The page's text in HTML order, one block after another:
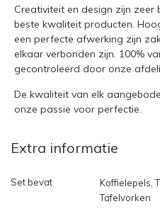
Creativiteit en design zijn zeer
beste kwaliteit producten.
een perfecte afwerking zijn
elkaar verbonden zijn. 100%
gecontroleerd door onze
De kwaliteit van elk
onze passie voor perfectie.
Extra informatie
Set bevat
Koffielepels,
Tafelvorken